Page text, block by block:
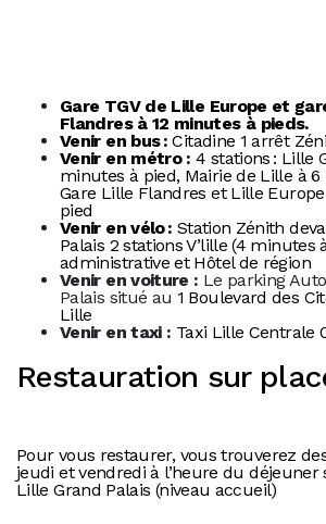
Gare TGVde Lille Europe et
Flandres à 12 minutes à pieds.
Venir en bus: Citadine 1 arrêt
Venir en métro :4 stations : Lille
minutes à pied, Mairie de Lille à
Gare Lille Flandres et Lille
pied
Venir en vélo: Station Zénith
Palais 2 stations V’lille (4 minutes
administrative et Hôtel de région
Venir en voiture : Le parking
Palais situé au 1 Boulevard des
Lille
Venir en taxi : Taxi Lille Centrale
Restauration sur
Pour vous restaurer, vous trouverez
jeudi et vendredi à l’heure du déjeuner
Lille Grand Palais (niveau accueil)